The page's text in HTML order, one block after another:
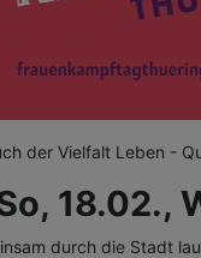
der Vielfalt Leben -
18.02.,
durch die Stadt